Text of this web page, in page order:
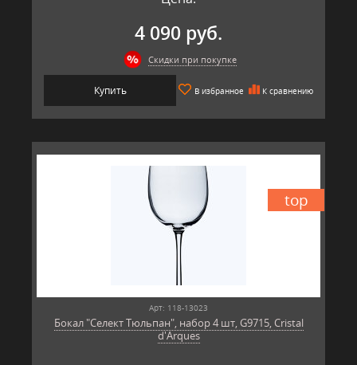
4 090 руб.
Скидки при покупке
Купить В избранное К сравнению
top
Арт: 118-13023
Бокал "Селект Тюльпан", набор 4 шт, G9715, Cristal
d'Arques